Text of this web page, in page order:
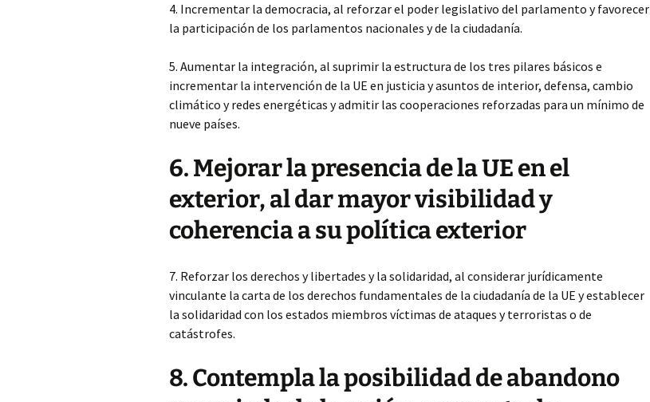
4. Incrementar la democracia, al reforzar el poder legislativo del parlamento y favorecer
la participación de los parlamentos nacionales y de la ciudadanía.
5. Aumentar la integración, al suprimir la estructura de los tres pilares básicos e
incrementar la intervención de la UE en justicia y asuntos de interior, defensa, cambio
climático y redes energéticas y admitir las cooperaciones reforzadas para un mínimo de
nueve países.
6. Mejorar la presencia de la UE en el
exterior, al dar mayor visibilidad y
coherencia a su política exterior
7. Reforzar los derechos y libertades y la solidaridad, al considerar jurídicamente
vinculante la carta de los derechos fundamentales de la ciudadanía de la UE y establecer
la solidaridad con los estados miembros víctimas de ataques y terroristas o de
catástrofes.
8. Contempla la posibilidad de abandono